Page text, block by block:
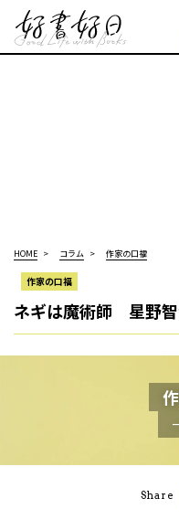
HOME コラム 作家の口福
作家の口福
ネギは魔術師 星野
Share